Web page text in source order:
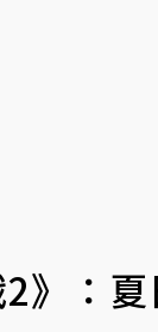
：